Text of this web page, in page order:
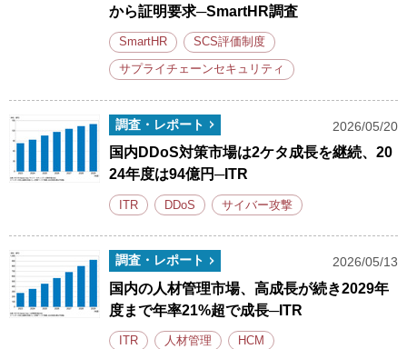
から証明要求─SmartHR調査
SmartHR SCS評価制度
サプライチェーンセキュリティ
調査・レポート 2026/05/20
国内DDoS対策市場は2ケタ成長を継続、20
24年度は94億円─ITR
ITR DDoS サイバー攻撃
調査・レポート 2026/05/13
国内の人材管理市場、高成長が続き2029年
度まで年率21%超で成長─ITR
ITR 人材管理 HCM